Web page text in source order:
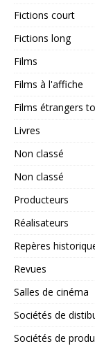
Fictions court
Fictions long
Films
Films à l'affiche
Films étrangers
Livres
Non classé
Non classé
Producteurs
Réalisateurs
Repères
Revues
Salles de cinéma
Sociétés de
Sociétés de